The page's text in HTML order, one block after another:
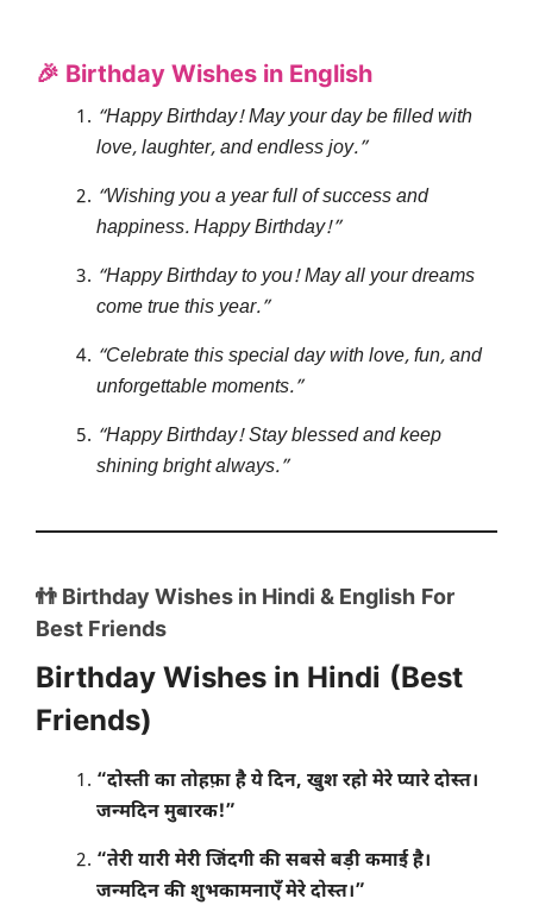
🎉 Birthday Wishes in English
“Happy Birthday! May your day be filled with
love, laughter, and endless joy.”
“Wishing you a year full of success and
happiness. Happy Birthday!”
“Happy Birthday to you! May all your dreams
come true this year.”
“Celebrate this special day with love, fun, and
unforgettable moments.”
“Happy Birthday! Stay blessed and keep
shining bright always.”
👬 Birthday Wishes in Hindi & English For
Best Friends
Birthday Wishes in Hindi (Best
Friends)
“दोस्ती का तोहफ़ा है ये दिन, खुश रहो मेरे प्यारे दोस्त।
जन्मदिन मुबारक!”
“तेरी यारी मेरी जिंदगी की सबसे बड़ी कमाई है।
जन्मदिन की शुभकामनाएँ मेरे दोस्त।”